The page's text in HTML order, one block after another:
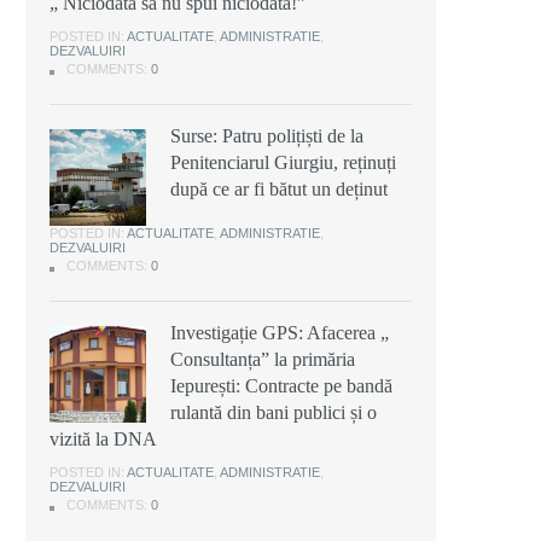
POSTED IN: ACTUALITATE ADMINISTRATIE
DEZVALUIRI
COMMENTS: 0
Surse: Patru polițiști de la
Penitenciarul Giurgiu, reținuți
după ce ar fi bătut un deținut
POSTED IN: ACTUALITATE ADMINISTRATIE
DEZVALUIRI
COMMENTS: 0
Investigație GPS: Afacerea „
Consultanța” la primăria
Iepurești: Contracte pe bandă
rulantă din bani publici și o
vizită la DNA
POSTED IN: ACTUALITATE ADMINISTRATIE
DEZVALUIRI
COMMENTS: 0